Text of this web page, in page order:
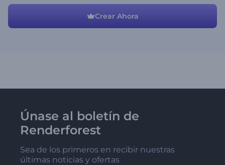
Crear Ahora
Únase al boletín de
Renderforest
Sea de los primeros en recibir nuestras
últimas noticias y ofertas